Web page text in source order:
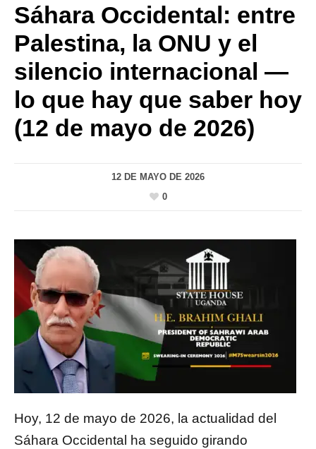
Sáhara Occidental: entre
Palestina, la ONU y el
silencio internacional —
lo que hay que saber hoy
(12 de mayo de 2026)
12 DE MAYO DE 2026
0
Hoy, 12 de mayo de 2026, la actualidad del
Sáhara Occidental ha seguido girando